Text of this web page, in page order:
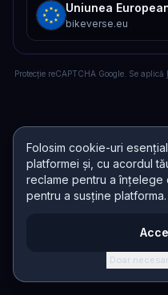
Folosim cookie-uri
platformei și, cu acordul
reclame pentru a înțelege
pentru a susține platforma.
Doar
Uniunea
bikeverse.eu
Protecție reCAPTCHA Google. Se aplică